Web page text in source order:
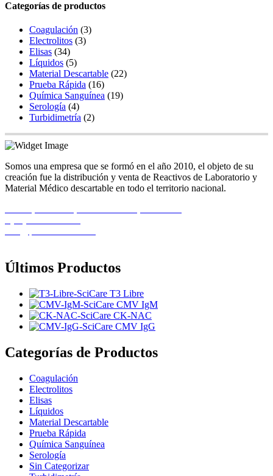
Categorías de productos
Coagulación (3)
Electrolitos (3)
Elisas (34)
Líquidos (5)
Material Descartable (22)
Prueba Rápida (16)
Química Sanguínea (19)
Serología (4)
Turbidimetría (2)
Somos una empresa que se formó en el año 2010, el objeto de su
creación fue la distribución y venta de Reactivos de Laboratorio y
Material Médico descartable en todo el territorio nacional.
Últimos Productos
T3 Libre
CMV IgM
CK-NAC
CMV IgG
Categorías de Productos
Coagulación
Electrolitos
Elisas
Líquidos
Material Descartable
Prueba Rápida
Química Sanguínea
Serología
Sin Categorizar